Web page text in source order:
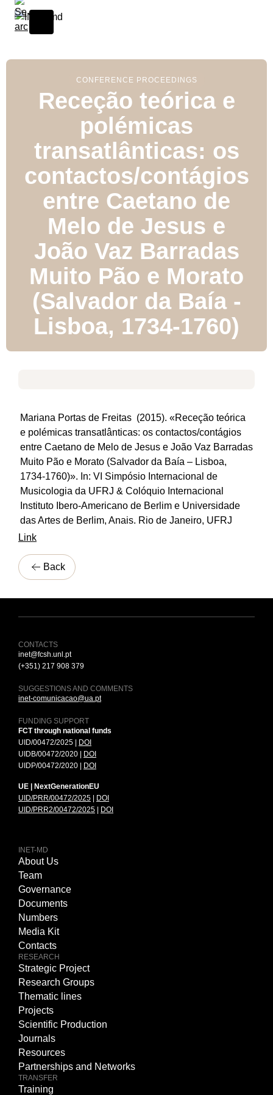
CONFERENCE PROCEEDINGS
Receção teórica e
polémicas
transatlânticas: os
contactos/contágios
entre Caetano de
Melo de Jesus e
João Vaz Barradas
Muito Pão e Morato
(Salvador da Baía -
Lisboa, 1734-1760)
Mariana Portas de Freitas (2015). «Receção teórica
e polémicas transatlânticas: os contactos/contágios
entre Caetano de Melo de Jesus e João Vaz Barradas
Muito Pão e Morato (Salvador da Baía – Lisboa,
1734-1760)». In: VI Simpósio Internacional de
Musicologia da UFRJ & Colóquio Internacional
Instituto Ibero-Americano de Berlim e Universidade
das Artes de Berlim, Anais. Rio de Janeiro, UFRJ
Link
Back
CONTACTS
inet@fcsh.unl.pt
(+351) 217 908 379
SUGGESTIONS AND COMMENTS
inet-comunicacao@ua.pt
FUNDING SUPPORT
FCT through national funds
UID/00472/2025 |
DOI
UIDB/00472/2020 |
DOI
UIDP/00472/2020 |
DOI
UE | NextGenerationEU
UID/PRR/00472/2025
DOI
UID/PRR2/00472/2025
DOI
INET-MD
About Us
Team
Governance
Documents
Numbers
Media Kit
Contacts
RESEARCH
Strategic Project
Research Groups
Thematic lines
Projects
Scientific Production
Journals
Resources
Partnerships and Networks
TRANSFER
Training